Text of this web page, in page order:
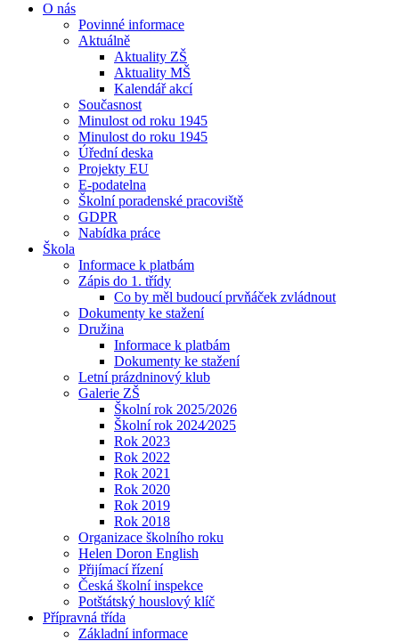
O nás
Povinné informace
Aktuálně
Aktuality ZŠ
Aktuality MŠ
Kalendář akcí
Současnost
Minulost od roku 1945
Minulost do roku 1945
Úřední deska
Projekty EU
E-podatelna
Školní poradenské pracoviště
GDPR
Nabídka práce
Škola
Informace k platbám
Zápis do 1. třídy
Co by měl budoucí prvňáček zvládnout
Dokumenty ke stažení
Družina
Informace k platbám
Dokumenty ke stažení
Letní prázdninový klub
Galerie ZŠ
Školní rok 2025/2026
Školní rok 2024⁄2025
Rok 2023
Rok 2022
Rok 2021
Rok 2020
Rok 2019
Rok 2018
Organizace školního roku
Helen Doron English
Přijímací řízení
Česká školní inspekce
Potštátský houslový klíč
Přípravná třída
Základní informace